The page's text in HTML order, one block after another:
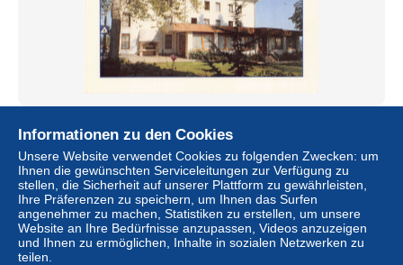
± 4,62 $
Status Privatperson
Neu
Informationen zu den Cookies
Unsere Website verwendet Cookies zu folgenden Zwecken: um
Ihnen die gewünschten Serviceleitungen zur Verfügung zu
stellen, die Sicherheit auf unserer Plattform zu gewährleisten,
Ihre Präferenzen zu speichern, um Ihnen das Surfen
angenehmer zu machen, Statistiken zu erstellen, um unsere
Website an Ihre Bedürfnisse anzupassen, Videos anzuzeigen
und Ihnen zu ermöglichen, Inhalte in sozialen Netzwerken zu
teilen.